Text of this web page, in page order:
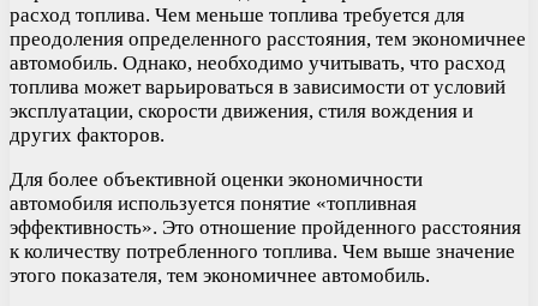
расход топлива. Чем меньше топлива требуется для
преодоления определенного расстояния, тем экономичнее
автомобиль. Однако, необходимо учитывать, что расход
топлива может варьироваться в зависимости от условий
эксплуатации, скорости движения, стиля вождения и
других факторов.
Для более объективной оценки экономичности
автомобиля используется понятие «топливная
эффективность». Это отношение пройденного расстояния
к количеству потребленного топлива. Чем выше значение
этого показателя, тем экономичнее автомобиль.